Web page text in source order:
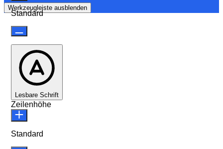
Werkzeugleiste ausblenden
Standard
Lesbare Schrift
Zeilenhöhe
Standard